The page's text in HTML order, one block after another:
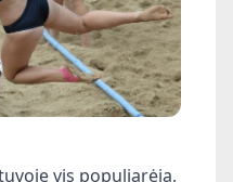
vis populiarėja,